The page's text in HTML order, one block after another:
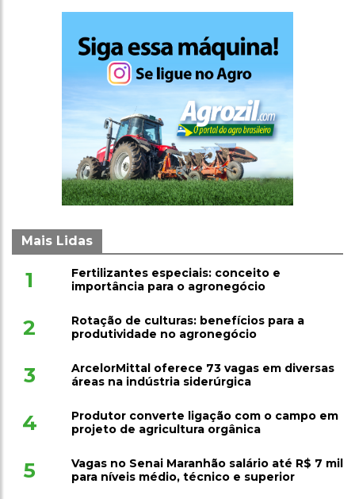
Mais Lidas
1
Fertilizantes especiais: conceito e
importância para o agronegócio
2
Rotação de culturas: benefícios para a
produtividade no agronegócio
3
ArcelorMittal oferece 73 vagas em diversas
áreas na indústria siderúrgica
4
Produtor converte ligação com o campo em
projeto de agricultura orgânica
5
Vagas no Senai Maranhão salário até R$ 7 mil
para níveis médio, técnico e superior